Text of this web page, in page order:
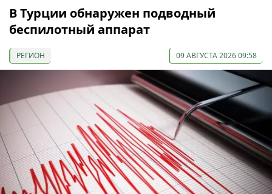
В Турции обнаружен подводный
беспилотный аппарат
РЕГИОН 09 АВГУСТА 2026 09:58